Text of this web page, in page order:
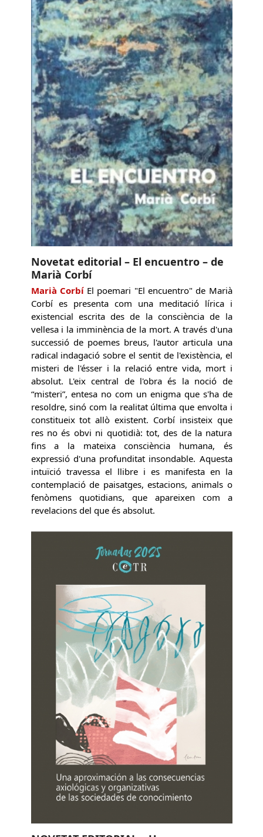
Novetat editorial – El encuentro – de
Marià Corbí
Marià CorbíEl poemari "El encuentro" de Marià
Corbí es presenta com una meditació lírica i
existencial escrita des de la consciència de la
vellesa i la imminència de la mort. A través d'una
successió de poemes breus, l'autor articula una
radical indagació sobre el sentit de l'existència, el
misteri de l'ésser i la relació entre vida, mort i
absolut. L'eix central de l'obra és la noció de
“misteri”, entesa no com un enigma que s'ha de
resoldre, sinó com la realitat última que envolta i
constitueix tot allò existent. Corbí insisteix que
res no és obvi ni quotidià: tot, des de la natura
fins a la mateixa consciència humana, és
expressió d'una profunditat insondable. Aquesta
intuïció travessa el llibre i es manifesta en la
contemplació de paisatges, estacions, animals o
fenòmens quotidians, que apareixen com a
revelacions del que és absolut.